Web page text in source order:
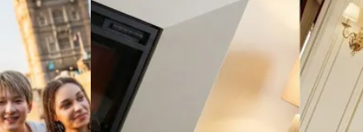
Sigorta
kadınlar ve takı sağlık
Spor Malzemeleri